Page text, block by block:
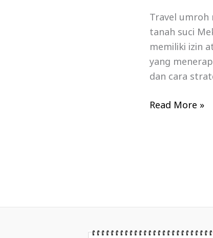
Travel umroh
tanah suci
memiliki izin
yang
dan cara
Read More »